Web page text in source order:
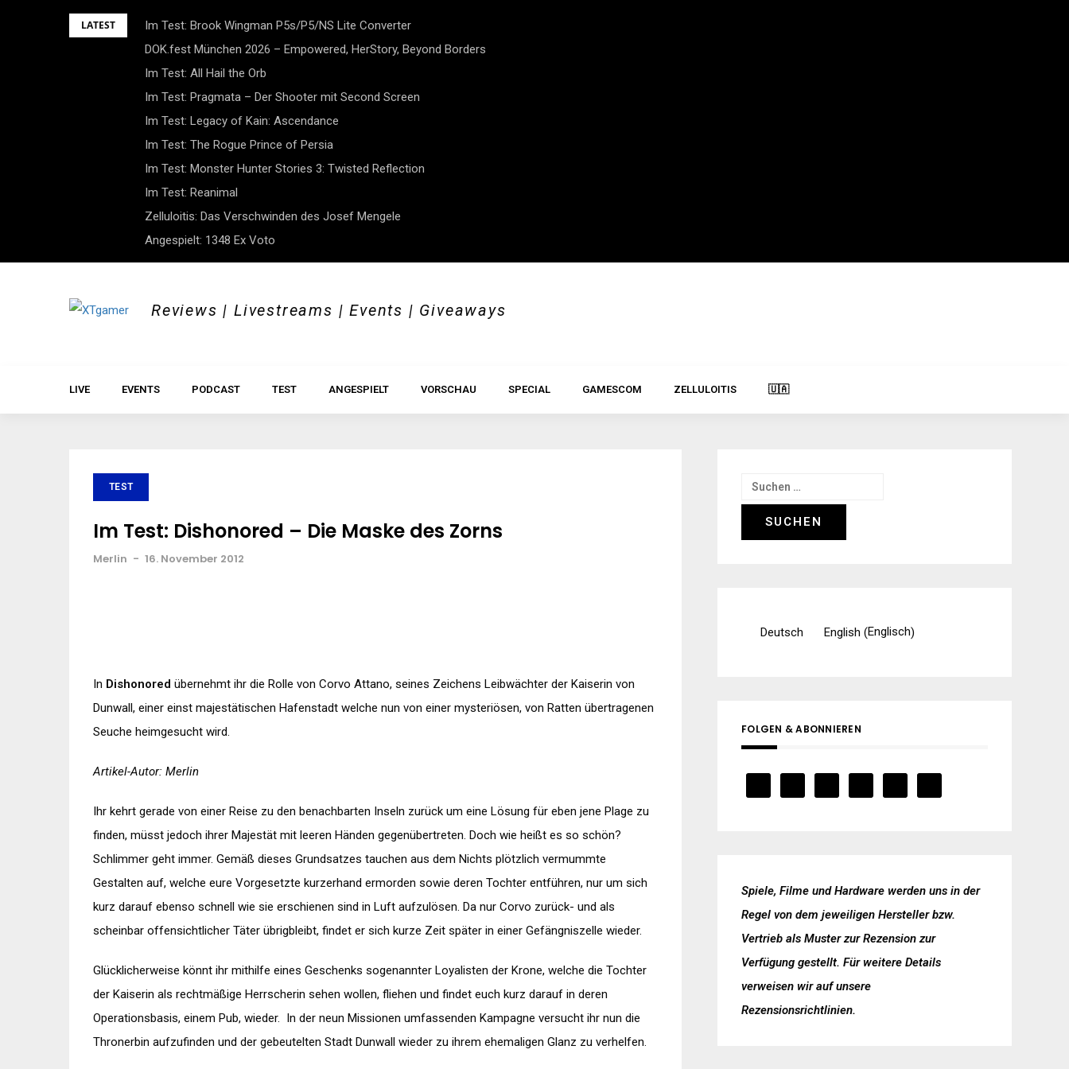
LATEST
Im Test: Brook Wingman P5s/P5/NS Lite Converter
DOK.fest München 2026 – Empowered, HerStory, Beyond Borders
Im Test: All Hail the Orb
Im Test: Pragmata – Der Shooter mit Second Screen
Im Test: Legacy of Kain: Ascendance
Im Test: The Rogue Prince of Persia
Im Test: Monster Hunter Stories 3: Twisted Reflection
Im Test: Reanimal
Zelluloitis: Das Verschwinden des Josef Mengele
Angespielt: 1348 Ex Voto
Reviews | Livestreams | Events | Giveaways
LIVE EVENTS PODCAST TEST ANGESPIELT VORSCHAU SPECIAL GAMESCOM ZELLULOITIS 🇺🇦
TEST
Im Test: Dishonored – Die Maske des Zorns
Merlin - 16. November 2012
In Dishonored übernehmt ihr die Rolle von Corvo Attano, seines Zeichens Leibwächter der Kaiserin von
Dunwall, einer einst majestätischen Hafenstadt welche nun von einer mysteriösen, von Ratten übertragenen
Seuche heimgesucht wird.
Artikel-Autor: Merlin
Ihr kehrt gerade von einer Reise zu den benachbarten Inseln zurück um eine Lösung für eben jene Plage zu
finden, müsst jedoch ihrer Majestät mit leeren Händen gegenübertreten. Doch wie heißt es so schön?
Schlimmer geht immer. Gemäß dieses Grundsatzes tauchen aus dem Nichts plötzlich vermummte
Gestalten auf, welche eure Vorgesetzte kurzerhand ermorden sowie deren Tochter entführen, nur um sich
kurz darauf ebenso schnell wie sie erschienen sind in Luft aufzulösen. Da nur Corvo zurück- und als
scheinbar offensichtlicher Täter übrigbleibt, findet er sich kurze Zeit später in einer Gefängniszelle wieder.
Glücklicherweise könnt ihr mithilfe eines Geschenks sogenannter Loyalisten der Krone, welche die Tochter
der Kaiserin als rechtmäßige Herrscherin sehen wollen, fliehen und findet euch kurz darauf in deren
Operationsbasis, einem Pub, wieder. In der neun Missionen umfassenden Kampagne versucht ihr nun die
Thronerbin aufzufinden und der gebeutelten Stadt Dunwall wieder zu ihrem ehemaligen Glanz zu verhelfen.
Suchen
nach:
Deutsch English (Englisch)
FOLGEN & ABONNIEREN
Spiele, Filme und Hardware werden uns in der
Regel von dem jeweiligen Hersteller bzw.
Vertrieb als Muster zur Rezension zur
Verfügung gestellt. Für weitere Details
verweisen wir auf unsere
Rezensionsrichtlinien.